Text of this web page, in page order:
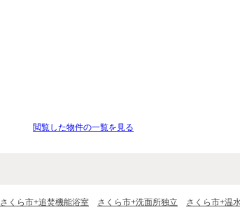
閲覧した物件の一覧を見る
さくら市+追焚機能浴室 さくら市+洗面所独立 さくら市+温